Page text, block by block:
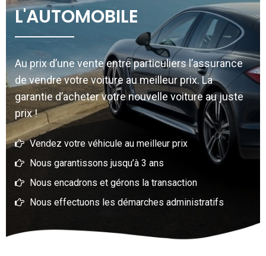
L'AUTOMOBILE
Au prix d’une vente entre particuliers l’assurance
de vendre votre voiture au meilleur prix. La
garantie d’acheter votre nouvelle voiture au juste
prix !
Vendez votre véhicule au meilleur prix
Nous garantissons jusqu’à 3 ans
Nous encadrons et gérons la transaction
Nous effectuons les démarches administratifs